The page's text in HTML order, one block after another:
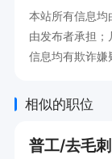
本站所有信息均
由发布者承担
信息均有欺诈嫌
相似的职位
普工/去毛刺